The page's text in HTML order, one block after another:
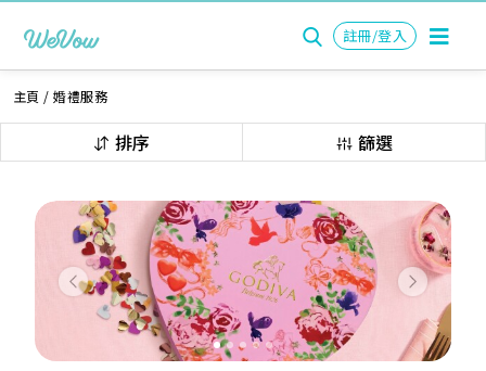
註冊/登入
主頁 /婚禮服務
排序 篩選
Previous Next